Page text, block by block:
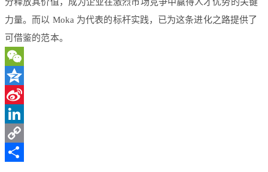
力量。而以 Moka 为代表的标杆实践，已为这条进化之路提供了
可借鉴的范本。
WeChat
Qzone
Sina
Weibo
LinkedIn
Copy